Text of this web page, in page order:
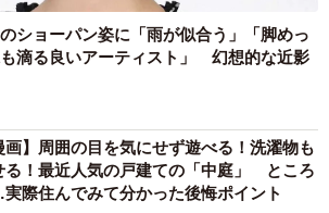
ショーパン姿に「雨が似合う」「脚めっ
滴る良いアーティスト」 幻想的な近影
画】周囲の目を気にせず遊べる！洗濯物も
る！最近人気の戸建ての「中庭」 ところ
際住んでみて分かった後悔ポイント